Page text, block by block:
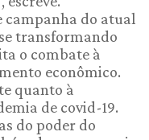
campanha do atual
transformando
o combate à
econômico.
quanto à
de covid-19.
do poder do